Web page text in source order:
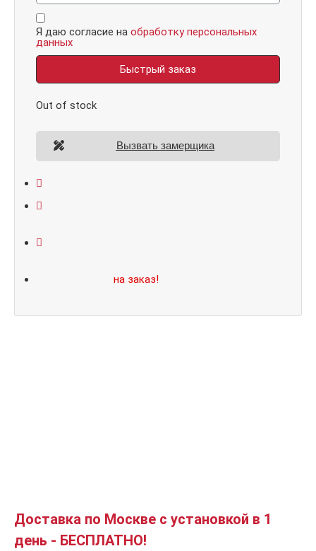
Я даю согласие на обработку персональных
данных
Быстрый заказ
Out of stock
Вызвать замерщика
на заказ!
Доставка по Москве с установкой в 1
день - БЕСПЛАТНО!